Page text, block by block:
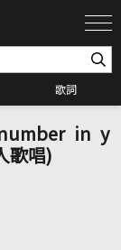
歌詞
number in y
歌唱)